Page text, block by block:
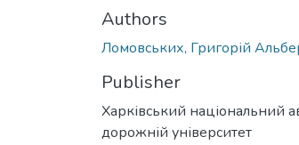
Authors
Ломовських, Григорій
Publisher
Харківський національний
дорожній університет